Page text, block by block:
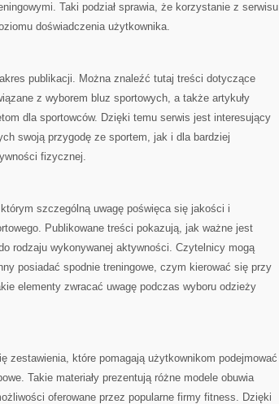
Taki podział sprawia, że korzystanie z serwisu
doświadczenia użytkownika.
publikacji. Można znaleźć tutaj treści dotyczące
z wyborem bluz sportowych, a także artykuły
dla sportowców. Dzięki temu serwis jest interesujący
swoją przygodę ze sportem, jak i dla bardziej
fizycznej.
szczególną uwagę poświęca się jakości i
Publikowane treści pokazują, jak ważne jest
rodzaju wykonywanej aktywności. Czytelnicy mogą
posiadać spodnie treningowe, czym kierować się przy
elementy zwracać uwagę podczas wyboru odzieży
zestawienia, które pomagają użytkownikom podejmować
Takie materiały prezentują różne modele obuwia
oferowane przez popularne firmy fitness. Dzięki